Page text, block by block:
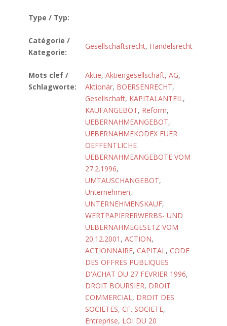
Type / Typ:
Catégorie /
Kategorie:
Gesellschaftsrecht, Handelsrecht
Mots clef /
Schlagworte:
Aktie, Aktiengesellschaft, AG,
Aktionär, BOERSENRECHT,
Gesellschaft, KAPITALANTEIL,
KAUFANGEBOT, Reform,
UEBERNAHMEANGEBOT,
UEBERNAHMEKODEX FUER
OEFFENTLICHE
UEBERNAHMEANGEBOTE VOM
27.2.1996,
UMTAUSCHANGEBOT,
Unternehmen,
UNTERNEHMENSKAUF,
WERTPAPIERERWERBS- UND
UEBERNAHMEGESETZ VOM
20.12.2001 , ACTION,
ACTIONNAIRE, CAPITAL, CODE
DES OFFRES PUBLIQUES
D'ACHAT DU 27 FEVRIER 1996,
DROIT BOURSIER, DROIT
COMMERCIAL, DROIT DES
SOCIETES, CF. SOCIETE,
Entreprise, LOI DU 20